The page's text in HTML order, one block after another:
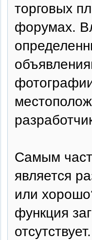
торговых
форумах.
Самым
является
или
функция